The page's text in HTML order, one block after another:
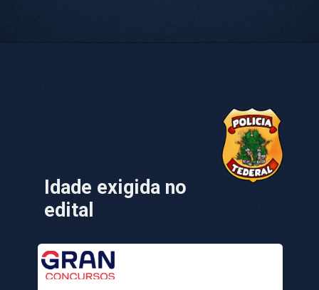
Idade exigida no
edital